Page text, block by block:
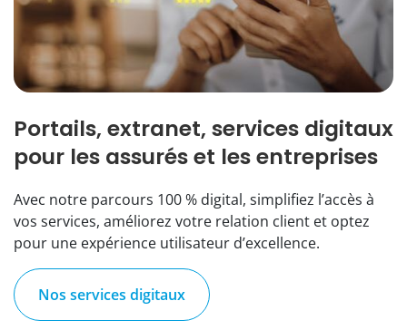
Portails, extranet, services digitaux
pour les assurés et les entreprises
Avec notre parcours 100 % digital, simplifiez l’accès à
vos services, améliorez votre relation client et optez
pour une expérience utilisateur d’excellence.
Nos services digitaux